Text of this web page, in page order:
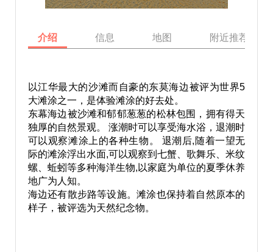
介绍 信息 地图 附近推荐景点
以江华最大的沙滩而自豪的东莫海边被评为世界5
大滩涂之一，是体验滩涂的好去处。
东幕海边被沙滩和郁郁葱葱的松林包围，拥有得天
独厚的自然景观。 涨潮时可以享受海水浴，退潮时
可以观察滩涂上的各种生物。 退潮后,随着一望无
际的滩涂浮出水面,可以观察到七蟹、歌舞乐、米纹
螺、蚯蚓等多种海洋生物,以家庭为单位的夏季休养
地广为人知。
海边还有散步路等设施。滩涂也保持着自然原本的
样子，被评选为天然纪念物。